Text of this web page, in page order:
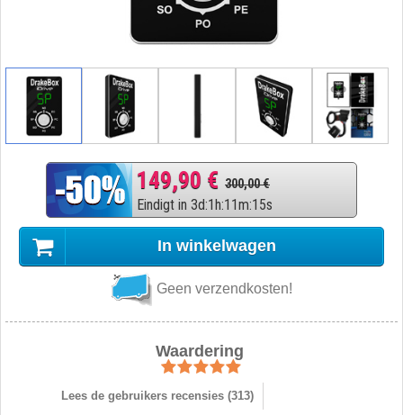
149,90 € 300,00 €
Eindigt in 3d:1 h:11m:14s
In winkelwagen
Geen verzendkosten!
Waardering
Lees de gebruikers recensies (313)